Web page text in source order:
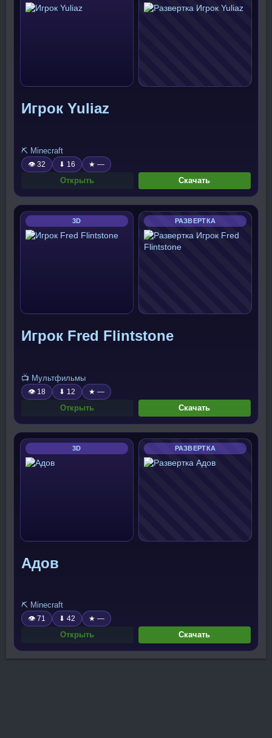
Игрок Yuliaz
⛏️ Minecraft
👁 32 ⬇ 16 ★ —
Открыть Скачать
3D РАЗВЕРТКА
Игрок Fred Flintstone
📺 Мультфильмы
👁 18 ⬇ 12 ★ —
Открыть Скачать
3D РАЗВЕРТКА
Адов
⛏️ Minecraft
👁 71 ⬇ 42 ★ —
Открыть Скачать